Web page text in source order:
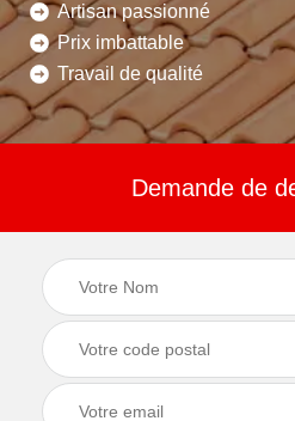
Artisan passionné
Prix imbattable
Travail de qualité
Demande de